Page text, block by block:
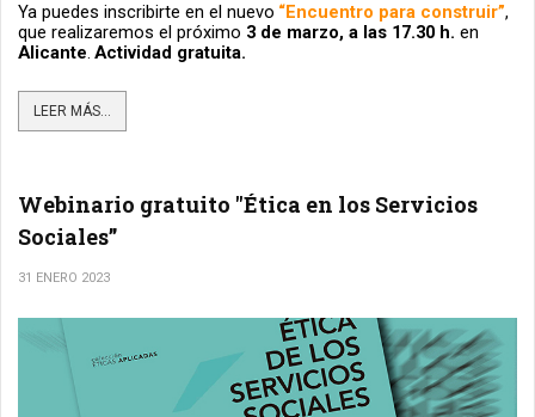
Ya puedes inscribirte en el nuevo “Encuentro para construir”,
que realizaremos el próximo 3 de marzo, a las 17.30 h.
Alicante. Actividad gratuita.
LEER MÁS...
Webinario gratuito "Ética en los Servicios
Sociales”
31 ENERO 2023